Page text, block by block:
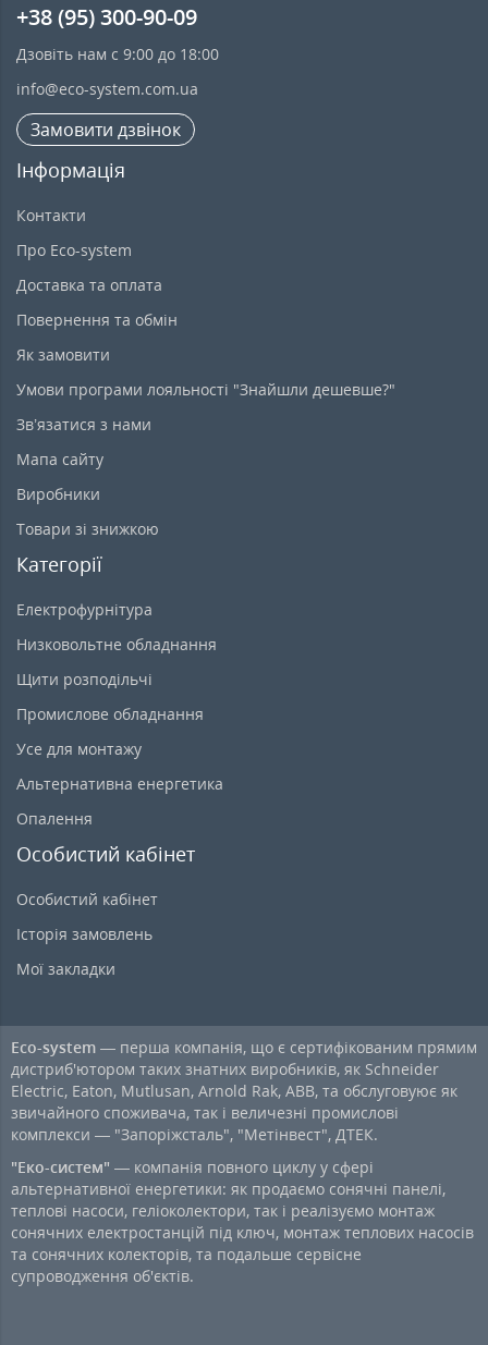
+38 (95) 300-90-09
Дзовіть нам с 9:00 до 18:00
info@eco-system.com.ua
Замовити дзвінок
Інформація
Контакти
Про Eco-system
Доставка та оплата
Повернення та обмін
Як замовити
Умови програми лояльності "Знайшли дешевше?"
Зв’язатися з нами
Мапа сайту
Виробники
Товари зі знижкою
Категорії
Електрофурнітура
Низковольтне обладнання
Щити розподільчі
Промислове обладнання
Усе для монтажу
Альтернативна енергетика
Опалення
Особистий кабінет
Особистий кабінет
Історія замовлень
Мої закладки
Eco-system — перша компанія, що є сертифікованим прямим
дистриб'ютором таких знатних виробників, як Schneider
Electric, Eaton, Mutlusan, Arnold Rak, ABB, та обслуговуює як
звичайного споживача, так і величезні промислові
комплекси — "Запоріжсталь", "Метінвест", ДТЕК.
"Еко-систем" — компанія повного циклу у сфері
альтернативної енергетики: як продаємо сонячні панелі,
теплові насоси, геліоколектори, так і реалізуємо монтаж
сонячних електростанцій під ключ, монтаж теплових насосів
та сонячних колекторів, та подальше сервісне
супроводження об'єктів.